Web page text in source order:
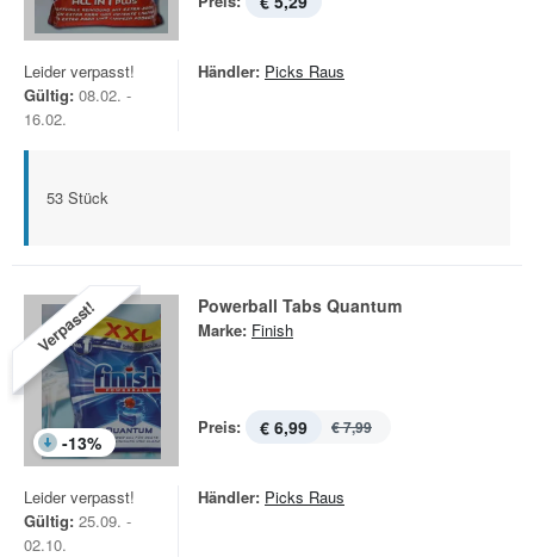
Leider verpasst!
Gültig: 08.02. -
16.02.
Händler: Picks Raus
53 Stück
Verpasst!
-13%
Powerball Tabs Quantum
Marke: Finish
Preis: € 6,99 € 7,99
Leider verpasst!
Gültig: 25.09. -
02.10.
Händler: Picks Raus